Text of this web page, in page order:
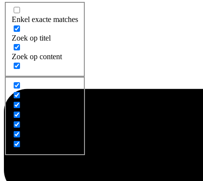
Enkel exacte matches
Zoek op titel
Zoek op content